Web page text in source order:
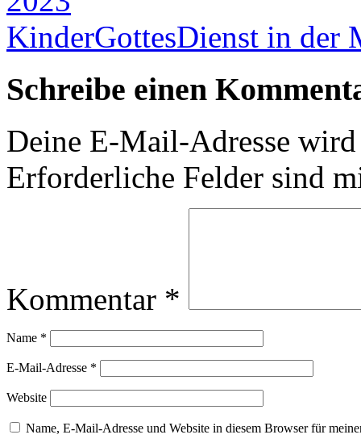
KinderGottesDienst in der
Schreibe einen
Deine E-Mail-Adresse
Erforderliche Felder sind
Kommentar *
Name *
E-Mail-Adresse *
Website
Name, E-Mail-Adresse und Website in diesem Browser für